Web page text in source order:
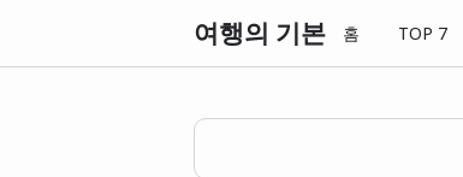
여행의 기본 홈 TOP 7